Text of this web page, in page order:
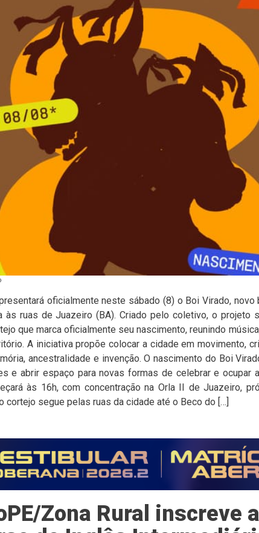
oficialmente neste sábado (8) o Boi Virado, novo
às ruas de Juazeiro (BA). Criado pelo coletivo, o projeto
que marca oficialmente seu nascimento, reunindo
A iniciativa propõe colocar a cidade em movimento,
ancestralidade e invenção. O nascimento do Boi
e abrir espaço para novas formas de celebrar e ocupar
às 16h, com concentração na Orla II de Juazeiro,
cortejo segue pelas ruas da cidade até o Beco do […]
Zona Rural inscreve